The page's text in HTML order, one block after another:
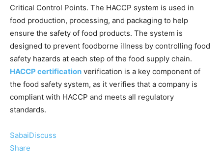
Critical Control Points. The HACCP system is used in
food production, processing, and packaging to help
ensure the safety of food products. The system is
designed to prevent foodborne illness by controlling food
safety hazards at each step of the food supply chain.
HACCP certification verification is a key component of
the food safety system, as it verifies that a company is
compliant with HACCP and meets all regulatory
standards.
SabaiDiscuss
Share